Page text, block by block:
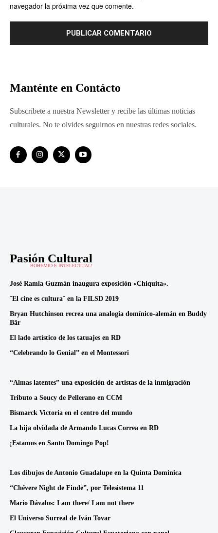
navegador la próxima vez que comente.
Manténte en Contácto
Subscribete a nuestra Newsletter y recibe las últimas noticias
culturales. No te olvides seguirnos en nuestras redes sociales.
Pasión Cultural
BOHEMIO E INTELECTUAL!
José Ramia Guzmán inaugura exposición «Chiquita».
¨El cine es cultura¨ en la FILSD 2019
Bryan Hutchinson recrea una analogía domínico-alemán en Buddy
Bär
El lado artístico de los tatuajes en RD
“Celebrando lo Genial” en el Montessori
“Almas latentes” una exposición de artistas de la inmigración
Tributo a Soucy de Pellerano en CCM
Bismarck Victoria en el centro del mundo
La hija olvidada de Armando Lucas Correa en RD
¡Estamos en Santo Domingo Pop!
Los dibujos de Antonio Guadalupe en la Quinta Dominica
“Chévere Night de Finde”, por Telesistema 11
Mario Dávalos: I am there/ I am not there
El Universo Surreal de Iván Tovar